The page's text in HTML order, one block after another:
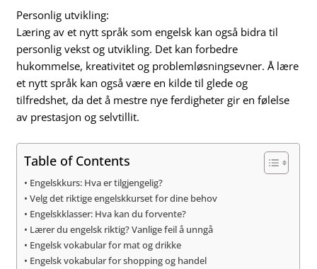
Personlig utvikling:
Læring av et nytt språk som engelsk kan også bidra til
personlig vekst og utvikling. Det kan forbedre
hukommelse, kreativitet og problemløsningsevner. Å lære
et nytt språk kan også være en kilde til glede og
tilfredshet, da det å mestre nye ferdigheter gir en følelse
av prestasjon og selvtillit.
Table of Contents
Engelskkurs: Hva er tilgjengelig?
Velg det riktige engelskkurset for dine behov
Engelskklasser: Hva kan du forvente?
Lærer du engelsk riktig? Vanlige feil å unngå
Engelsk vokabular for mat og drikke
Engelsk vokabular for shopping og handel